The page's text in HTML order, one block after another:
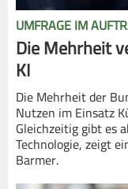
UMFRAGE IM
Die Mehrheit
KI
Die Mehrheit der
Nutzen im Einsatz
Gleichzeitig gibt es
Technologie, zeigt
Barmer.